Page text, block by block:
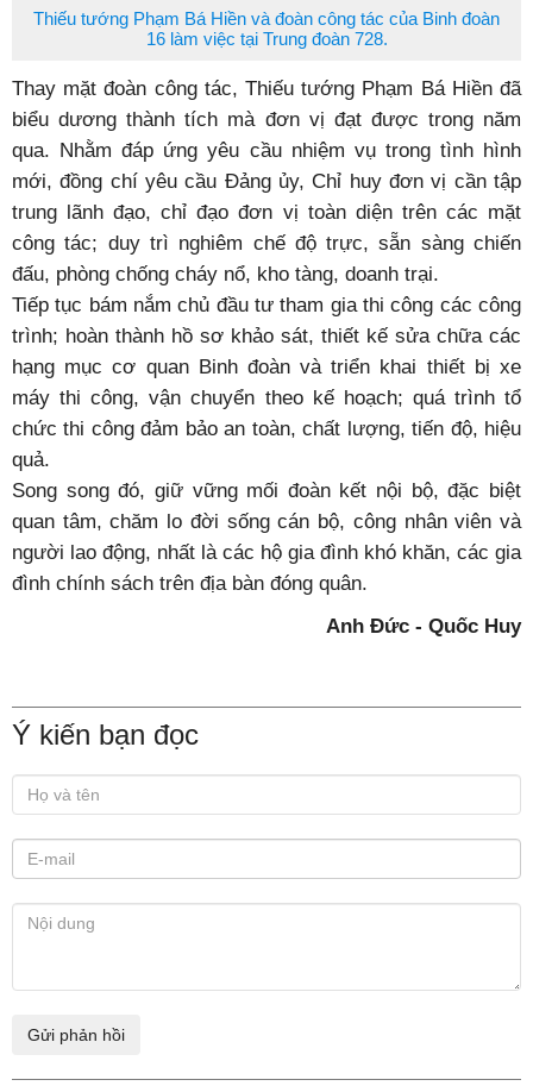
Thiếu tướng Phạm Bá Hiền và đoàn công tác của Binh đoàn
16 làm việc tại Trung đoàn 728.
Thay mặt đoàn công tác, Thiếu tướng Phạm Bá Hiền đã
biểu dương thành tích mà đơn vị đạt được trong năm
qua. Nhằm đáp ứng yêu cầu nhiệm vụ trong tình hình
mới, đồng chí yêu cầu Đảng ủy, Chỉ huy đơn vị cần tập
trung lãnh đạo, chỉ đạo đơn vị toàn diện trên các mặt
công tác; duy trì nghiêm chế độ trực, sẵn sàng chiến
đấu, phòng chống cháy nổ, kho tàng, doanh trại.
Tiếp tục bám nắm chủ đầu tư tham gia thi công các công
trình; hoàn thành hồ sơ khảo sát, thiết kế sửa chữa các
hạng mục cơ quan Binh đoàn và triển khai thiết bị xe
máy thi công, vận chuyển theo kế hoạch; quá trình tổ
chức thi công đảm bảo an toàn, chất lượng, tiến độ, hiệu
quả.
Song song đó, giữ vững mối đoàn kết nội bộ, đặc biệt
quan tâm, chăm lo đời sống cán bộ, công nhân viên và
người lao động, nhất là các hộ gia đình khó khăn, các gia
đình chính sách trên địa bàn đóng quân.
Anh Đức - Quốc Huy
Ý kiến bạn đọc